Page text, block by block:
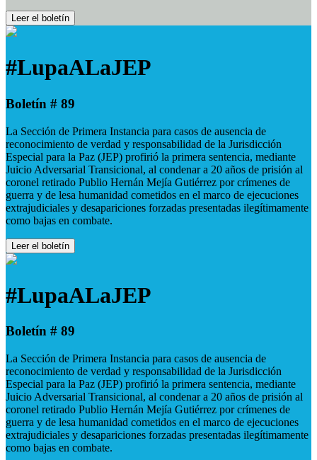
Leer el boletín
#LupaALaJEP
Boletín # 89
La Sección de Primera Instancia para casos de ausencia de
reconocimiento de verdad y responsabilidad de la Jurisdicción
Especial para la Paz (JEP) profirió la primera sentencia, mediante
Juicio Adversarial Transicional, al condenar a 20 años de prisión al
coronel retirado Publio Hernán Mejía Gutiérrez por crímenes de
guerra y de lesa humanidad cometidos en el marco de ejecuciones
extrajudiciales y desapariciones forzadas presentadas ilegítimamente
como bajas en combate.
Leer el boletín
#LupaALaJEP
Boletín # 89
La Sección de Primera Instancia para casos de ausencia de
reconocimiento de verdad y responsabilidad de la Jurisdicción
Especial para la Paz (JEP) profirió la primera sentencia, mediante
Juicio Adversarial Transicional, al condenar a 20 años de prisión al
coronel retirado Publio Hernán Mejía Gutiérrez por crímenes de
guerra y de lesa humanidad cometidos en el marco de ejecuciones
extrajudiciales y desapariciones forzadas presentadas ilegítimamente
como bajas en combate.